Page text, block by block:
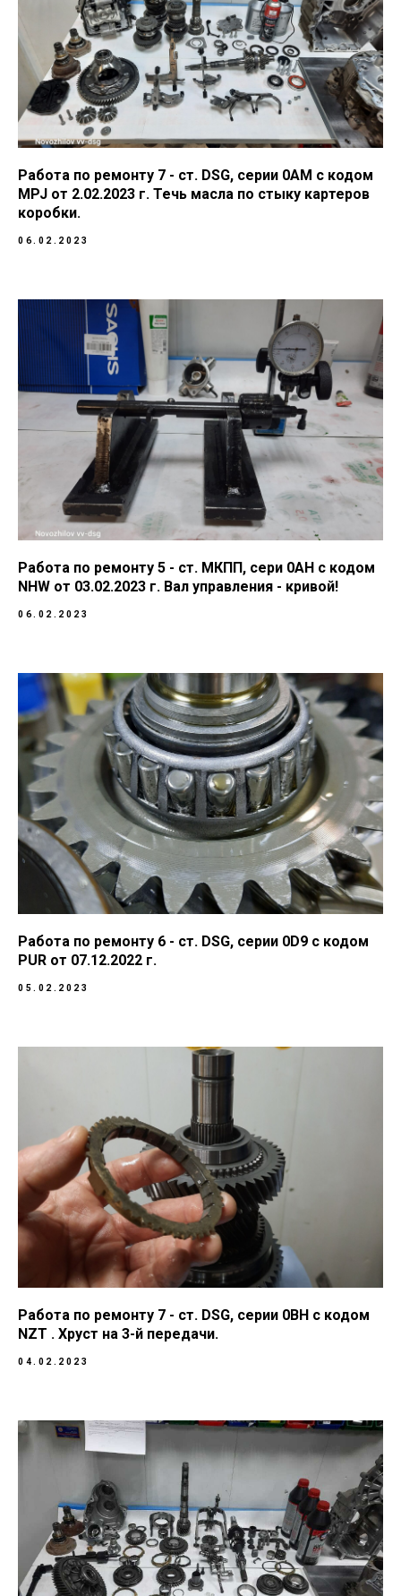
Работа по ремонту 7 - ст. DSG, серии 0AM с кодом
MPJ от 2.02.2023 г. Течь масла по стыку картеров
коробки.
06.02.2023
Работа по ремонту 5 - ст. МКПП, сери 0AH с кодом
NHW от 03.02.2023 г. Вал управления - кривой!
06.02.2023
Работа по ремонту 6 - ст. DSG, серии 0D9 с кодом
PUR от 07.12.2022 г.
05.02.2023
Работа по ремонту 7 - ст. DSG, серии 0BH с кодом
NZT . Хруст на 3-й передачи.
04.02.2023